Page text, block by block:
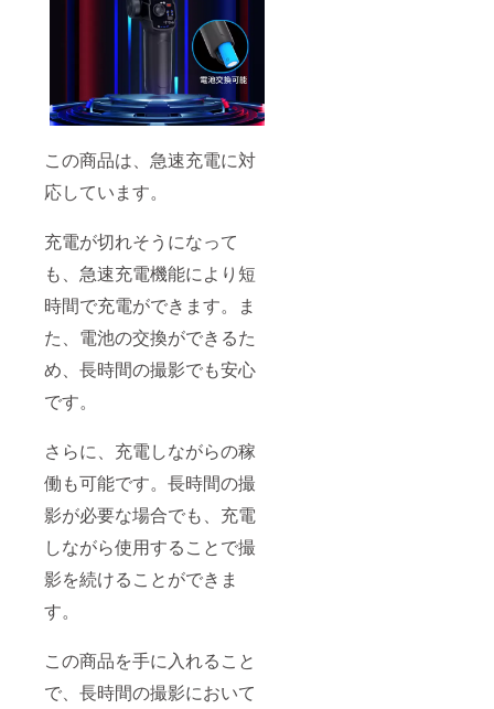
この商品は、急速充電に対
応しています。
充電が切れそうになって
も、急速充電機能により短
時間で充電ができます。ま
た、電池の交換ができるた
め、長時間の撮影でも安心
です。
さらに、充電しながらの稼
働も可能です。長時間の撮
影が必要な場合でも、充電
しながら使用することで撮
影を続けることができま
す。
この商品を手に入れること
で、長時間の撮影において